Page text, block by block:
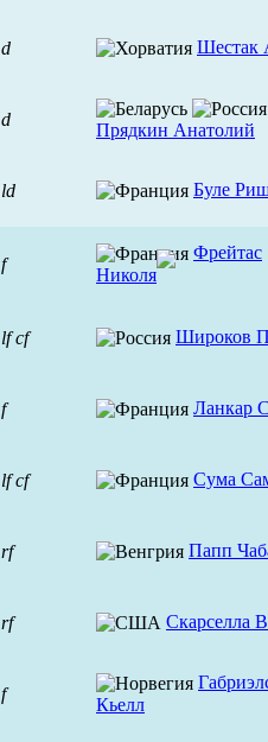
d Шестак
d
Прядкин Анатолий
ld Буле
f
Фрейтас
Николя
lf cf Широков
f Ланкар
lf cf Сума
rf Папп
rf Скарселла
f
Кьелл